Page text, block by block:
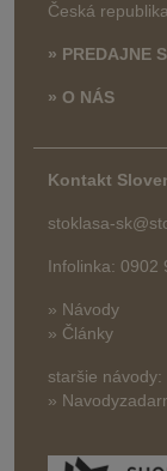
Česká
» PREDAJNE
» O NÁS
Kontakt
stoklasa-
Infolinka: 0902
» Návody
» Články
staršie návody:
»